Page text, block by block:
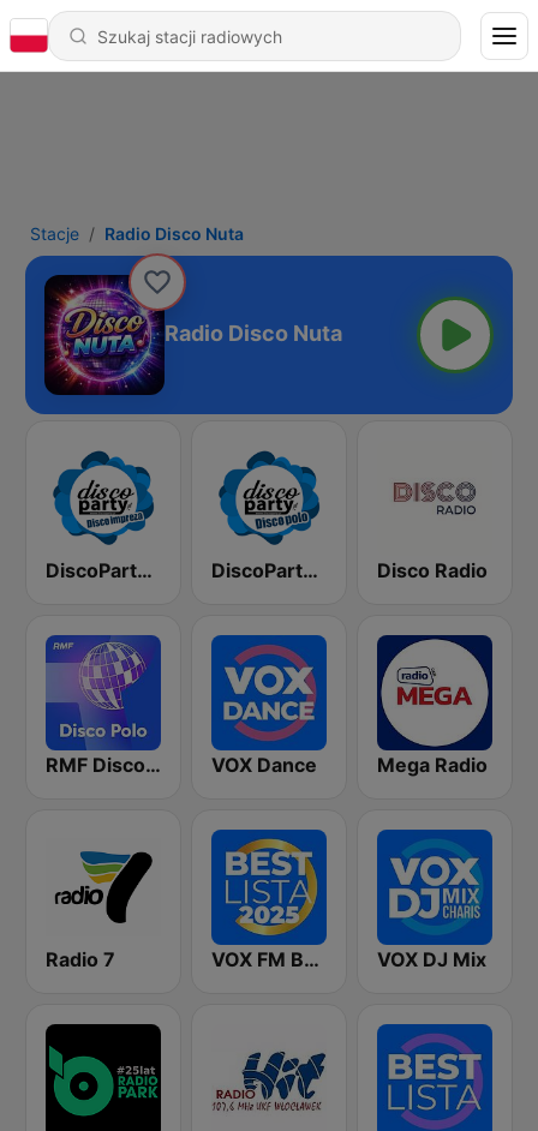
Stacje Radio Disco Nuta
Radio Disco Nuta
DiscoParty.pl - Disco Impreza DiscoParty.pl - Disco Polo Disco Radio
RMF Disco Polo VOX Dance Mega Radio
Radio 7 VOX FM Best lista 2025 VOX DJ Mix